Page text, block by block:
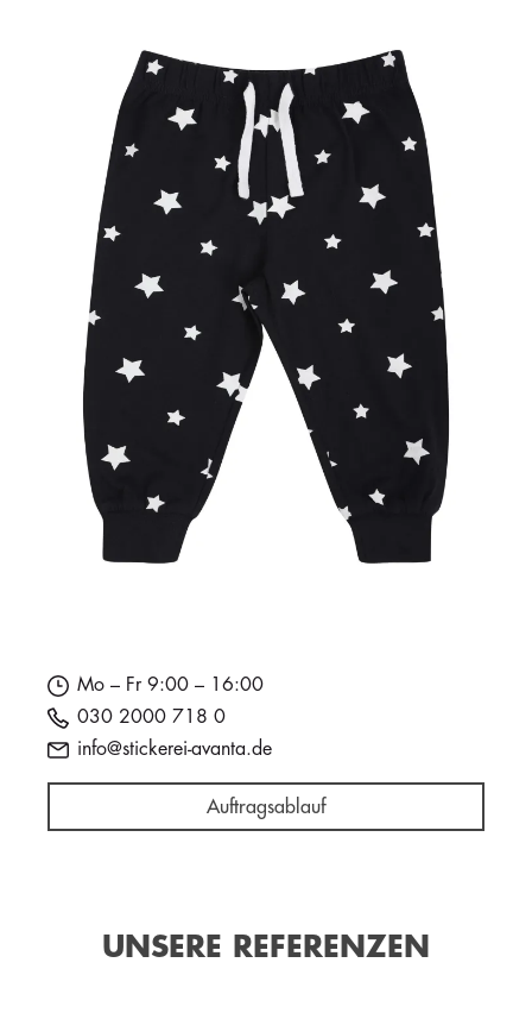
Mo – Fr 9:00 – 16:00
030 2000 718 0
info@stickerei-avanta.de
Auftragsablauf
UNSERE REFERENZEN